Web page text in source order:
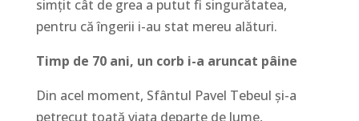
simțit cât de grea a putut fi singurătatea,
pentru că îngerii i-au stat mereu alături.
Timp de 70 ani, un corb i-a aruncat pâine
Din acel moment, Sfântul Pavel Tebeul și-a
petrecut toată viața departe de lume,